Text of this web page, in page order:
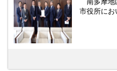
市役所に